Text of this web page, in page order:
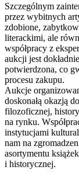
Szczególnym
przez wybitnych
zdobione,
literackimi, ale
współpracy z
aukcji jest
potwierdzona, co
procesu zakupu.
Aukcje
doskonałą okazją
filozoficznej,
na rynku.
instytucjami
nam na
asortymentu
i historycznej.